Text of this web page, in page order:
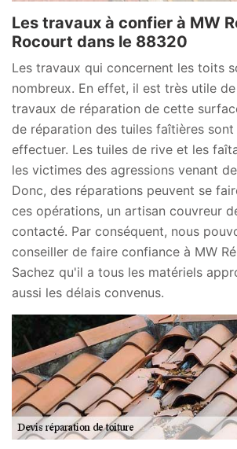
Les travaux à confier à MW
Rocourt dans le 88320
Les travaux qui concernent les toits
nombreux. En effet, il est très utile
travaux de réparation de cette
de réparation des tuiles faîtières sont
effectuer. Les tuiles de rive et les
les victimes des agressions venant
Donc, des réparations peuvent se
ces opérations, un artisan couvreur
contacté. Par conséquent, nous
conseiller de faire confiance à MW
Sachez qu'il a tous les matériels
aussi les délais convenus.